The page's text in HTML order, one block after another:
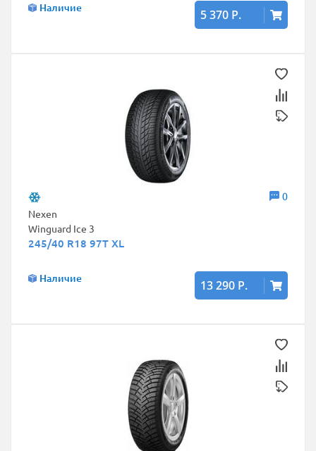
Наличие 5 370 Р.
0
Nexen
Winguard Ice 3
245/40 R18 97T XL
Наличие 13 290 Р.